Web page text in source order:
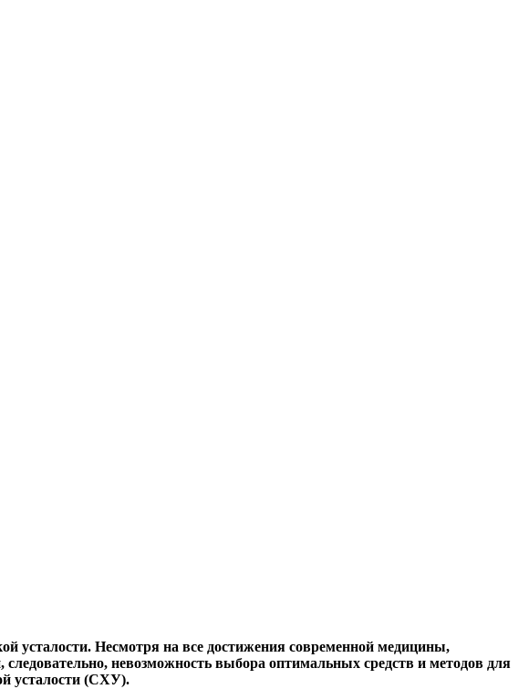
усталости. Несмотря на все достижения современной медицины,
невозможность выбора оптимальных средств и методов для
усталости (СХУ).